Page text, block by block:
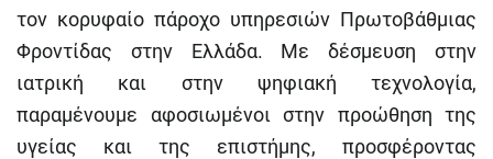
τον κορυφαίο πάροχο υπηρεσιών Πρωτοβάθμιας
Φροντίδας στην Ελλάδα. Με δέσμευση στην
ιατρική και στην ψηφιακή τεχνολογία,
παραμένουμε αφοσιωμένοι στην προώθηση της
υγείας και της επιστήμης, προσφέροντας